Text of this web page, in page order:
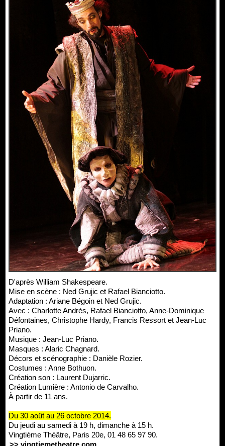
D'après William Shakespeare.
Mise en scène : Ned Grujic et Rafael Bianciotto.
Adaptation : Ariane Bégoin et Ned Grujic.
Avec : Charlotte Andrès, Rafael Bianciotto, Anne-Dominique
Défontaines, Christophe Hardy, Francis Ressort et Jean-Luc
Priano.
Musique : Jean-Luc Priano.
Masques : Alaric Chagnard.
Décors et scénographie : Danièle Rozier.
Costumes : Anne Bothuon.
Création son : Laurent Dujarric.
Création Lumière : Antonio de Carvalho.
À partir de 11 ans.
Du 30 août au 26 octobre 2014.
Du jeudi au samedi à 19 h, dimanche à 15 h.
Vingtième Théâtre, Paris 20e, 01 48 65 97 90.